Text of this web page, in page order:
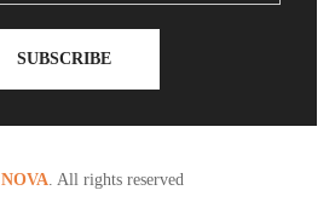
SUBSCRIBE
NOVA. All rights reserved